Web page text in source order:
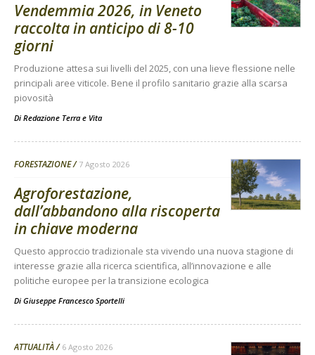
Vendemmia 2026, in Veneto
raccolta in anticipo di 8-10
giorni
Produzione attesa sui livelli del 2025, con una lieve flessione nelle
principali aree viticole. Bene il profilo sanitario grazie alla scarsa
piovosità
Di Redazione Terra e Vita
FORESTAZIONE 7 Agosto 2026
Agroforestazione,
dall’abbandono alla riscoperta
in chiave moderna
Questo approccio tradizionale sta vivendo una nuova stagione di
interesse grazie alla ricerca scientifica, all’innovazione e alle
politiche europee per la transizione ecologica
Di Giuseppe Francesco Sportelli
ATTUALITÀ 6 Agosto 2026